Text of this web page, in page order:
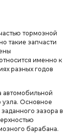
тормозной
такие запчасти
именно к
разных годов
автомобильной
узла. Основное
зазора в
барабана.